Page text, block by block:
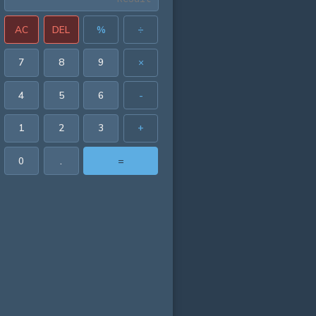
AC DEL % ÷
7 8 9 ×
4 5 6 -
1 2 3 +
0 . =